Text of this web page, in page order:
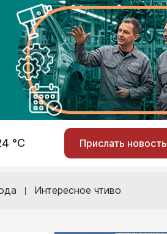
°С Прислать новость
Интересное чтиво